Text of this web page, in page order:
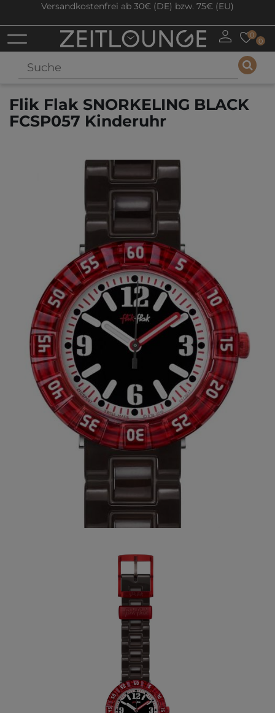
Versandkostenfrei ab 30€ (DE) bzw. 75€ (EU)
0
0
Flik Flak SNORKELING BLACK
FCSP057 Kinderuhr